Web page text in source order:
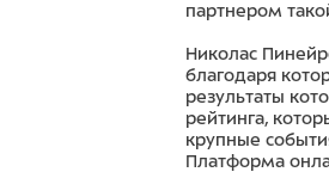
партнером
Николас
благодаря
результаты
рейтинга,
крупные
Платформа